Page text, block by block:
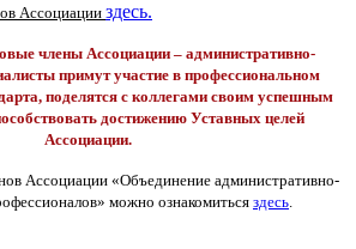
Ассоциации здесь.
члены Ассоциации – административно-
примут участие в профессиональном
поделятся с коллегами своим успешным
достижению Уставных целей
Ассоциации.
Ассоциации «Объединение административно-
можно ознакомиться здесь.